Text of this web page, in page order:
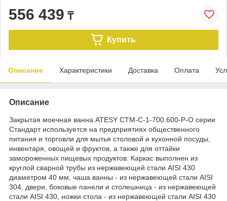
556 439 ₸
Купить
Описание Характеристики Доставка Оплата
Описание
Закрытая моечная ванна ATESY СТМ-С-1-700.600-Р-О серии
Стандарт используется на предприятиях общественного
питания и торговли для мытья столовой и кухонной посуды,
инвентаря, овощей и фруктов, а также для оттайки
замороженных пищевых продуктов. Каркас выполнен из
круглой сварной трубы из нержавеющей стали AISI 430
диаметром 40 мм, чаша ванны - из нержавеющей стали AISI
304, двери, боковые панели и столешница - из нержавеющей
стали AISI 430, ножки стола - из нержавеющей стали AISI 430